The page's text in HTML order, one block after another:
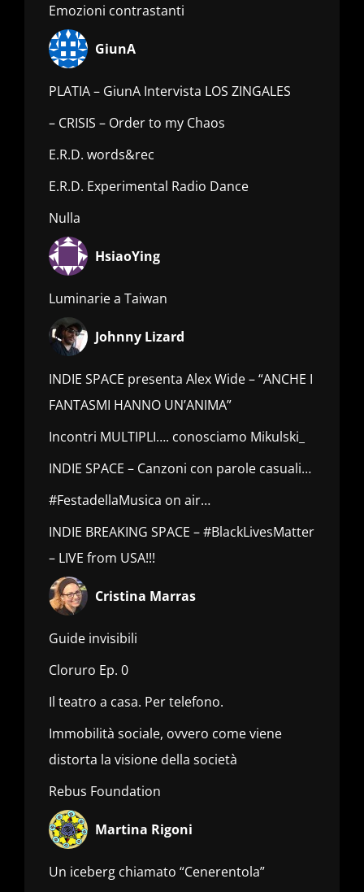
Emozioni contrastanti
GiunA
PLATIA – GiunA Intervista LOS ZINGALES
– CRISIS – Order to my Chaos
E.R.D. words&rec
E.R.D. Experimental Radio Dance
Nulla
HsiaoYing
Luminarie a Taiwan
Johnny Lizard
INDIE SPACE presenta Alex Wide – “ANCHE I
FANTASMI HANNO UN’ANIMA”
Incontri MULTIPLI…. conosciamo Mikulski_
INDIE SPACE – Canzoni con parole casuali…
#FestadellaMusica on air…
INDIE BREAKING SPACE – #BlackLivesMatter
– LIVE from USA!!!
Cristina Marras
Guide invisibili
Cloruro Ep. 0
Il teatro a casa. Per telefono.
Immobilità sociale, ovvero come viene
distorta la visione della società
Rebus Foundation
Martina Rigoni
Un iceberg chiamato “Cenerentola”